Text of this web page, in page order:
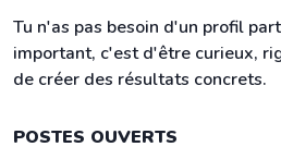
Tu n'as pas besoin d'un profil
important, c'est d'être curieux,
de créer des résultats concrets.
POSTES OUVERTS